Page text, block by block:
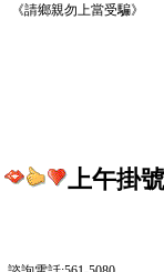
《請鄉親勿上當受騙》
上午掛